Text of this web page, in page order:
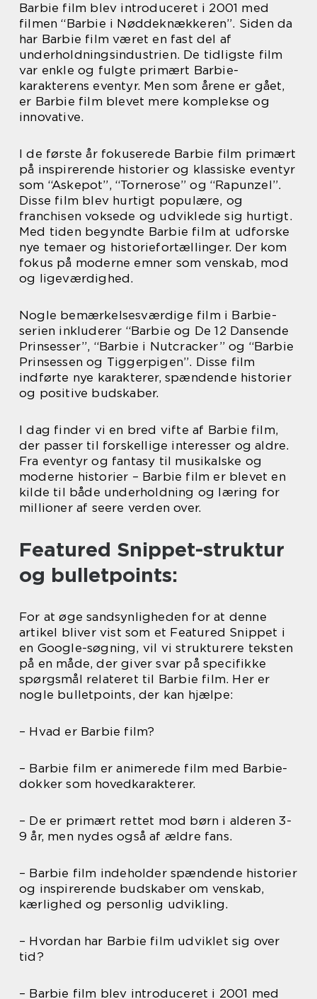
Barbie film blev introduceret i 2001 med
filmen “Barbie i Nøddeknækkeren”. Siden da
har Barbie film været en fast del af
underholdningsindustrien. De tidligste film
var enkle og fulgte primært Barbie-
karakterens eventyr. Men som årene er gået,
er Barbie film blevet mere komplekse og
innovative.
I de første år fokuserede Barbie film primært
på inspirerende historier og klassiske eventyr
som “Askepot”, “Tornerose” og “Rapunzel”.
Disse film blev hurtigt populære, og
franchisen voksede og udviklede sig hurtigt.
Med tiden begyndte Barbie film at udforske
nye temaer og historiefortællinger. Der kom
fokus på moderne emner som venskab, mod
og ligeværdighed.
Nogle bemærkelsesværdige film i Barbie-
serien inkluderer “Barbie og De 12 Dansende
Prinsesser”, “Barbie i Nutcracker” og “Barbie
Prinsessen og Tiggerpigen”. Disse film
indførte nye karakterer, spændende historier
og positive budskaber.
I dag finder vi en bred vifte af Barbie film,
der passer til forskellige interesser og aldre.
Fra eventyr og fantasy til musikalske og
moderne historier – Barbie film er blevet en
kilde til både underholdning og læring for
millioner af seere verden over.
Featured Snippet-struktur
og bulletpoints:
For at øge sandsynligheden for at denne
artikel bliver vist som et Featured Snippet i
en Google-søgning, vil vi strukturere teksten
på en måde, der giver svar på specifikke
spørgsmål relateret til Barbie film. Her er
nogle bulletpoints, der kan hjælpe:
– Hvad er Barbie film?
– Barbie film er animerede film med Barbie-
dokker som hovedkarakterer.
– De er primært rettet mod børn i alderen 3-
9 år, men nydes også af ældre fans.
– Barbie film indeholder spændende historier
og inspirerende budskaber om venskab,
kærlighed og personlig udvikling.
– Hvordan har Barbie film udviklet sig over
tid?
– Barbie film blev introduceret i 2001 med